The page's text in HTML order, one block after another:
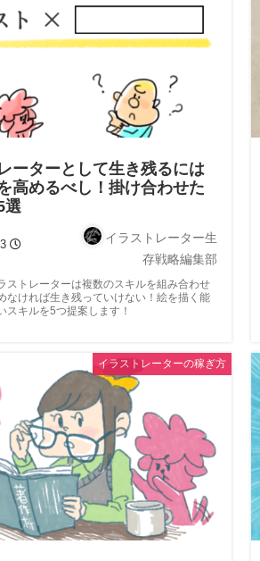
ーターとして生き残るには
高めるべし！掛け合わせた
選
イラストレーター生
存戦略編集部
ストレーターは複数のスキルを組み合わせ
なければ生き残っていけない！絵を描く能
スキルを5つ提案します！
イラストレーターの稼ぎ方